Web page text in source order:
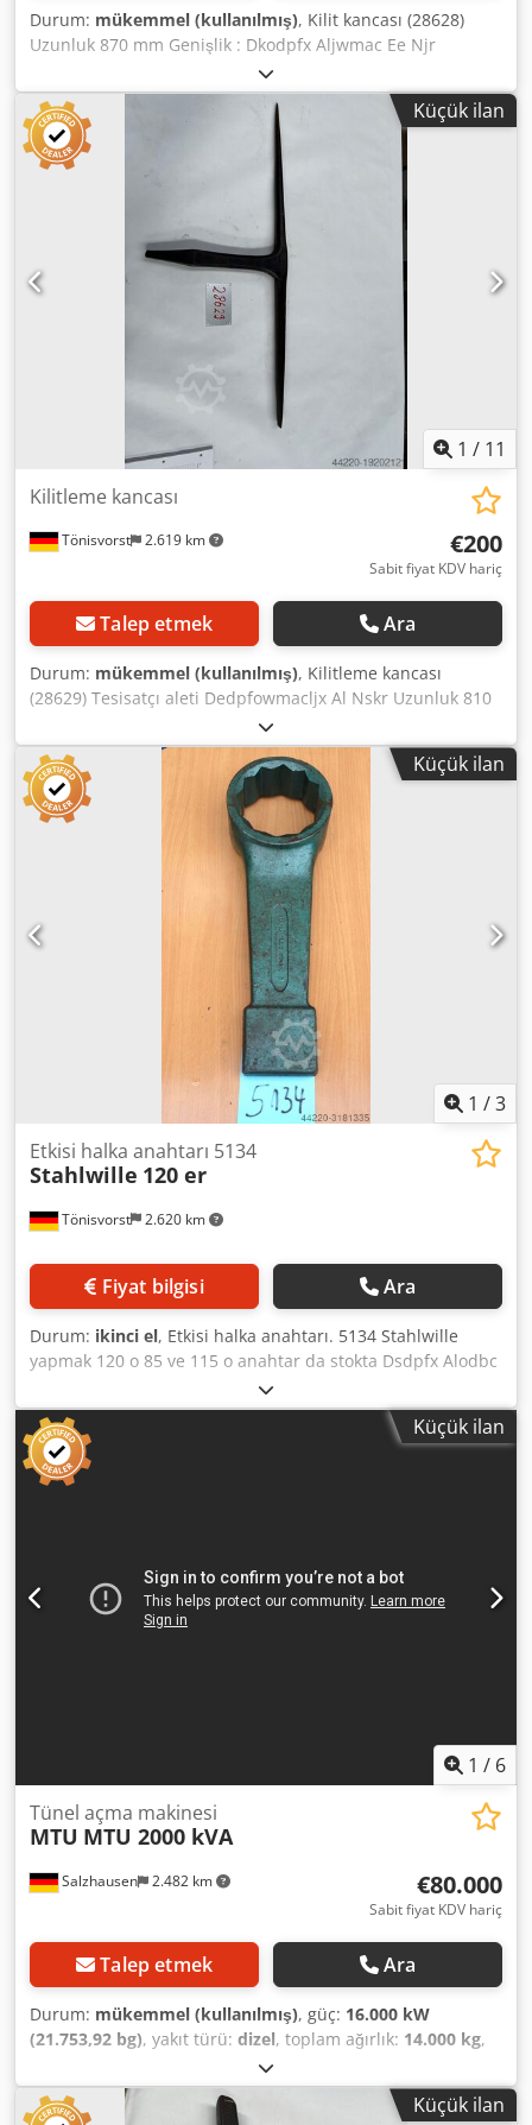
Durum: mükemmel (kullanılmış), Kilit kancası (28628)
Uzunluk 870 mm Genişlik : Dkodpfx Aljwmac Ee Njr
maksimum 38 mm en az 17 mm Yükseklik 365 mm Montaj:
Kare 40 mm
Küçük ilan
1 / 11
Tönisvorst 2.619 km
Kilitleme kancası
€200
Sabit fiyat KDV hariç
Talep etmek Ara
Durum: mükemmel (kullanılmış), Kilitleme kancası
(28629) Tesisatçı aleti Dedpfowmacljx Al Nskr Uzunluk 810
mm Üçgen profiller 28 x 22 mm Yuvarlak profil çapı 25 mm
Yükseklik 320 mm Kare soket 35 mm Ağırlık 4 kg
Küçük ilan
1 /3
Tönisvorst 2.620 km
Etkisi halka anahtarı 5134
Stahlwille 120 er
Fiyat bilgisi Ara
Durum: ikinci el, Etkisi halka anahtarı. 5134 Stahlwille
yapmak 120 o 85 ve 115 o anahtar da stokta Dsdpfx Alodbc
Küçük ilan
1 / 6
Salzhausen 2.482 km
Tünel açma makinesi
MTU MTU 2000 kVA
€80.000
Sabit fiyat KDV hariç
Talep etmek Ara
Durum: mükemmel (kullanılmış), güç: 16.000 kW
(21.753,92 bg), yakıt türü: dizel, toplam ağırlık: 14.000 kg,
, çalışma saatleri:
nominal güç:1.600 kW (2.175,39 bg), nominal (görünür)
güç:2.000 kVA , çıkış frekansı:
, dönüş hızı (maks.):
Küçük ilan